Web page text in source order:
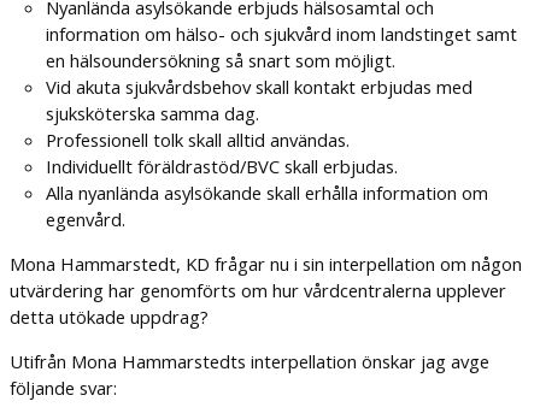
Nyanlända asylsökande erbjuds hälsosamtal och
information om hälso- och sjukvård inom landstinget samt
en hälsoundersökning så snart som möjligt.
Vid akuta sjukvårdsbehov skall kontakt erbjudas med
sjuksköterska samma dag.
Professionell tolk skall alltid användas.
Individuellt föräldrastöd/BVC skall erbjudas.
Alla nyanlända asylsökande skall erhålla information om
egenvård.
Mona Hammarstedt, KD frågar nu i sin interpellation om någon
utvärdering har genomförts om hur vårdcentralerna upplever
detta utökade uppdrag?
Utifrån Mona Hammarstedts interpellation önskar jag avge
följande svar: